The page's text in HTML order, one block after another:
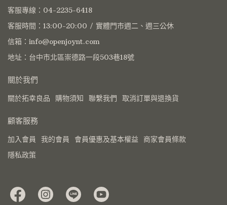
客服專線：04-2235-6418
客服時間：13:00-20:00 / 實體門市週二、週三公休
信箱：info@openjoynt.com
地址：台中市北區崇德路一段503巷18號
關於我們
關於拓幸良品 購物須知 聯繫我們 取消訂單與退換貨
顧客服務
加入會員 我的會員 會員優惠及基本權益
商家會員條款
隱私政策